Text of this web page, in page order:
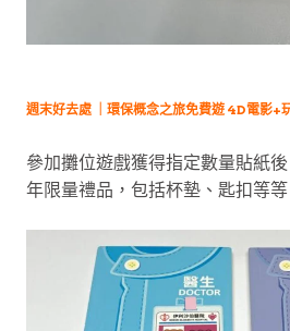
週末好去處 ｜環保概念之旅免費遊 4D電影
參加攤位遊戲獲得指定數量貼紙
年限量禮品，包括杯墊、匙扣等等